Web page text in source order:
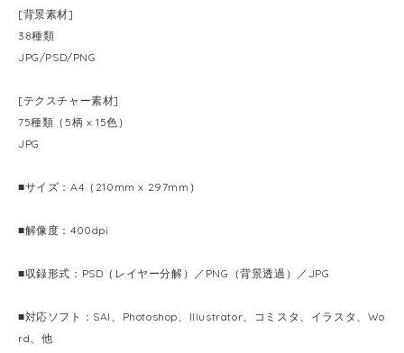
[背景素材]
38種類
JPG/PSD/PNG
[テクスチャー素材]
75種類（5柄 x 15色）
JPG
■サイズ：A4（210mm x 297mm）
■解像度：400dpi
■収録形式：PSD（レイヤー分解）／PNG（背景透過）／JPG
■対応ソフト：SAI、Photoshop、Illustrator、コミスタ、イラスタ、Wo
rd、他